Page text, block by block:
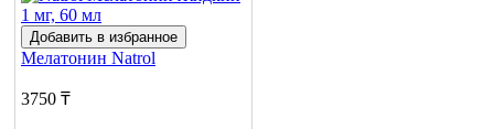
Добавить в избранное
Мелатонин Natrol
3750 ₸